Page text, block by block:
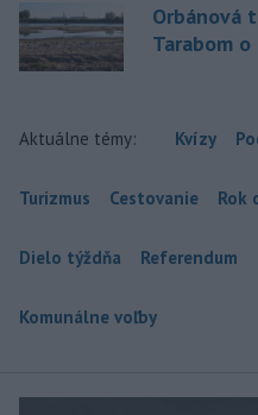
Orbánová
Tarabom
Aktuálne témy: Kvízy
Turizmus Cestovanie Rok
Dielo týždňa Referendum
Komunálne voľby